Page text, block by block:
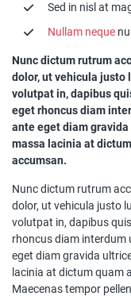
Sed in nisl at
Nullam neque
Nunc dictum rutrum
dolor, ut vehicula justo
volutpat in, dapibus
eget rhoncus diam
ante eget diam
massa lacinia at
accumsan.
Nunc dictum rutrum
dolor, ut vehicula justo
volutpat in, dapibus
rhoncus diam interdum
eget diam gravida
lacinia at dictum quam
Maecenas tempor